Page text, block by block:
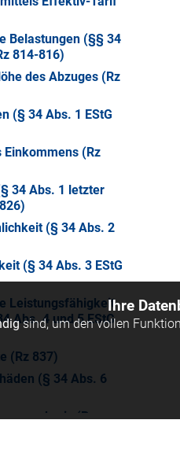
Belastungen (§§ 34
814-816)
des Abzuges (Rz
(§ 34 Abs. 1 EStG
Einkommens (Rz
34 Abs. 1 letzter
(§ 34 Abs. 2
(§ 34 Abs. 3 EStG
Leistungsfähigkeit
Abs. 4 und 5 EStG
(Rz 837)
(§ 34 Abs. 6
(Rz
Ihre
sind, um den vollen